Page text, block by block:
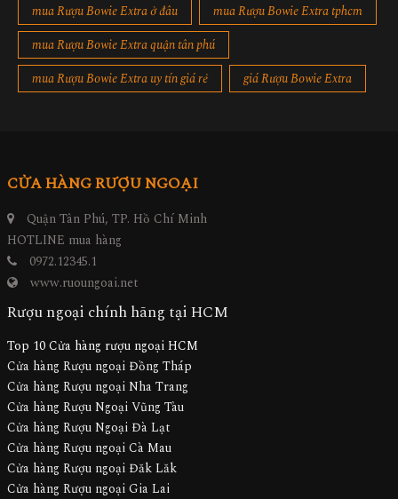
mua Rượu Bowie Extra ở đâu
mua Rượu Bowie Extra tphcm
mua Rượu Bowie Extra quận tân phú
mua Rượu Bowie Extra uy tín giá rẻ
giá Rượu Bowie Extra
CỬA HÀNG RƯỢU NGOẠI
Quận Tân Phú, TP. Hồ Chí Minh
HOTLINE mua hàng
0972.12345.1
www.ruoungoai.net
Rượu ngoại chính hãng tại HCM
Top 10 Cửa hàng rượu ngoại HCM
Cửa hàng Rượu ngoại Đồng Tháp
Cửa hàng Rượu ngoại Nha Trang
Cửa hàng Rượu Ngoại Vũng Tàu
Cửa hàng Rượu Ngoại Đà Lạt
Cửa hàng Rượu ngoại Cà Mau
Cửa hàng Rượu ngoại Đăk Lăk
Cửa hàng Rượu ngoại Gia Lai